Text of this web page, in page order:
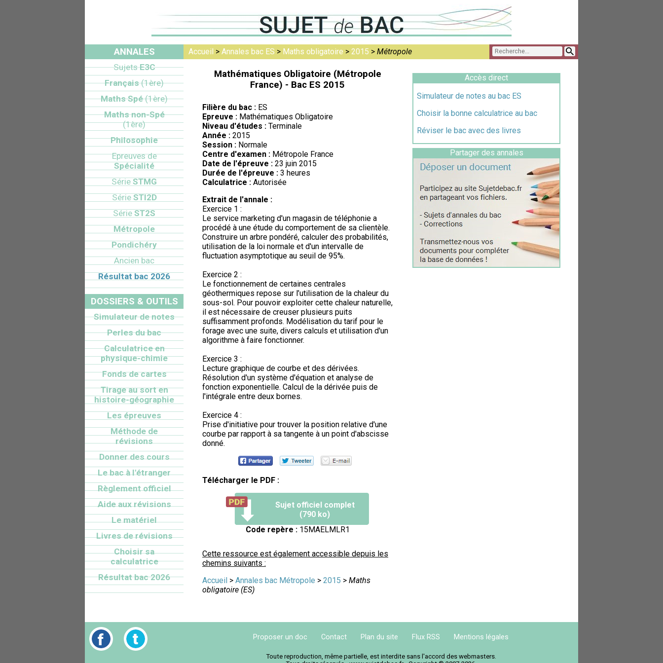
Accueil > Annales bac ES > Maths obligatoire > 2015 > Métropole
Mathématiques Obligatoire (Métropole
France) - Bac ES 2015
Filière du bac : ES
Epreuve : Mathématiques Obligatoire
Niveau d'études : Terminale
Année : 2015
Session : Normale
Centre d'examen : Métropole France
Date de l'épreuve : 23 juin 2015
Durée de l'épreuve : 3 heures
Calculatrice : Autorisée
Extrait de l'annale :
Exercice 1 :
Le service marketing d'un magasin de téléphonie a
procédé à une étude du comportement de sa clientèle.
Construire un arbre pondéré, calculer des probabilités,
utilisation de la loi normale et d'un intervalle de
fluctuation asymptotique au seuil de 95%.
Exercice 2 :
Le fonctionnement de certaines centrales
géothermiques repose sur l’utilisation de la chaleur du
sous-sol. Pour pouvoir exploiter cette chaleur naturelle,
il est nécessaire de creuser plusieurs puits
suffisamment profonds. Modélisation du tarif pour le
forage avec une suite, divers calculs et utilisation d'un
algorithme à faire fonctionner.
Exercice 3 :
Lecture graphique de courbe et des dérivées.
Résolution d'un système d'équation et analyse de
fonction exponentielle. Calcul de la dérivée puis de
l'intégrale entre deux bornes.
Exercice 4 :
Prise d'initiative pour trouver la position relative d'une
courbe par rapport à sa tangente à un point d'abscisse
donné.
Télécharger le PDF :
Sujet officiel complet
(790 ko)
Code repère :15MAELMLR1
Cette ressource est également accessible depuis les
chemins suivants :
Accueil > Annales bac Métropole > 2015 > Maths
obligatoire (ES)
Accès direct
Simulateur de notes au bac ES
Choisir la bonne calculatrice au bac
Réviser le bac avec des livres
Partager des annales
ANNALES
SujetsE3C
Français(1ère)
Maths Spé(1ère)
Maths non-Spé
(1ère)
Philosophie
Epreuves de
Spécialité
Série STMG
SérieSTI2D
Série ST2S
Métropole
Pondichéry
Ancien bac
Résultat bac 2026
DOSSIERS & OUTILS
Simulateur de notes
Perles du bac
Calculatrice en
physique-chimie
Fonds de cartes
Tirage au sort en
histoire-géographie
Les épreuves
Méthode de
révisions
Donner des cours
Le bac à l'étranger
Règlement officiel
Aide aux révisions
Le matériel
Livres de révisions
Choisir sa
calculatrice
Résultat bac 2026
Proposer un doc Contact Plan du site Flux RSS Mentions légales
Toute reproduction, même partielle, est interdite sans l'accord des webmasters.